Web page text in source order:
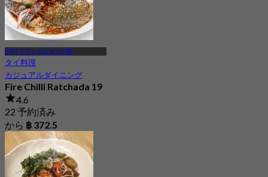
MRT ラチャダピセーク駅
タイ料理
カジュアルダイニング
Fire Chilli Ratchada 19
4.6
22 予約済み
から ฿ 372.5